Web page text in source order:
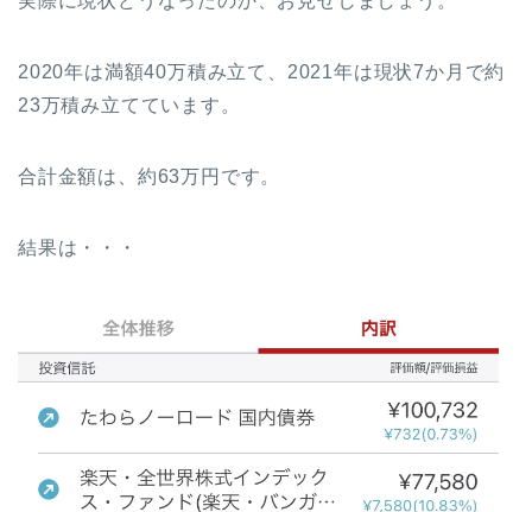
2020年は満額40万積み立て、2021年は現状7か月で約
23万積み立てています。
合計金額は、約63万円です。
結果は・・・